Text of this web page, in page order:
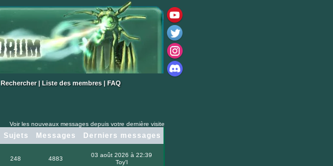
Rechercher| Liste des membres| FAQ
Voir les nouveaux messages depuis votre dernière visite
Sujets Messages Derniers messages
248 4883
03 août 2026 à 22:39
Toy'l